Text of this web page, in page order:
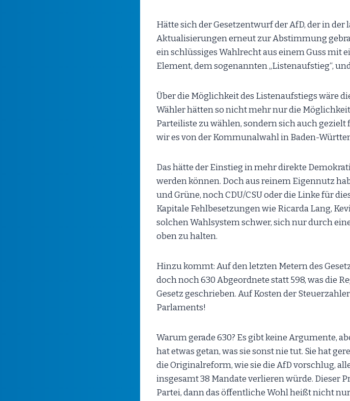
Hätte sich der Gesetzentwurf der AfD, der in
Aktualisierungen erneut zur Abstimmung
ein schlüssiges Wahlrecht aus einem Guss mit
Element, dem sogenannten „Listenaufstieg“,
Über die Möglichkeit des Listenaufstiegs wäre
Wähler hätten so nicht mehr nur die
Parteiliste zu wählen, sondern sich auch
wir es von der Kommunalwahl in Baden-
Das hätte der Einstieg in mehr direkte
werden können. Doch aus reinem Eigennutz
und Grüne, noch CDU/CSU oder die Linke für
Kapitale Fehlbesetzungen wie Ricarda Lang,
solchen Wahlsystem schwer, sich nur durch
oben zu halten.
Hinzu kommt: Auf den letzten Metern des
doch noch 630 Abgeordnete statt 598, was die
Gesetz geschrieben. Auf Kosten der
Parlaments!
Warum gerade 630? Es gibt keine Argumente,
hat etwas getan, was sie sonst nie tut. Sie hat
die Originalreform, wie sie die AfD vorschlug,
insgesamt 38 Mandate verlieren würde. Dieser
Partei, dann das öffentliche Wohl heißt nicht nur